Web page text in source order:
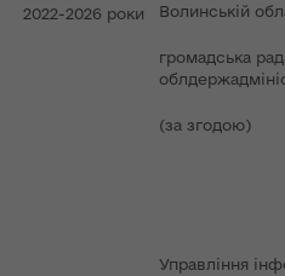
2022-2026 роки
Волинській
громадська
(за згодою)
Управління